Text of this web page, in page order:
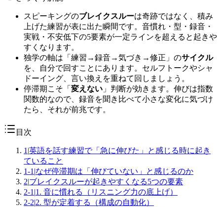
スピーキングのブレイクスルーは奇跡ではなく、積み
上げた練習が表に出た瞬間です。音慣れ・型・録音・
実戦・不安低下の5要素が一定ラインを超えると起きや
すくなります。
独学の軸は「練習→録音→気づき→修正」のサイクル
を、自分で回すことにあります。セルフトークやシャ
ドーイング、言い換えを重ねて回しましょう。
停滞期こそ「 変えない 」判断が効きます。伸びは指数
関数的なので、録音を聞き比べて小さな変化に気づけ
たら、それが前兆です。
目次
1 |英語を話す練習で「急に伸びた」と感じる時に起き
ていること
1-1 |なぜ停滞期は「伸びていない」と感じるのか
2|ブレイクスルーが起きやすくなる5つの要素
2-1 |1. 音に慣れる（リスニング力の底上げ）
2-2|2. 型が定着する（構成の自動化）